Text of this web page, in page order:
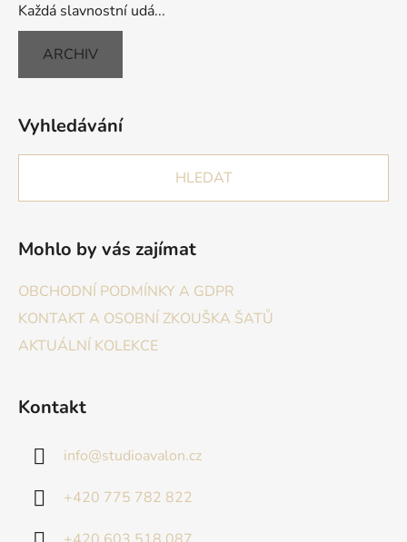
Každá slavnostní udá...
ARCHIV
Vyhledávání
HLEDAT
Mohlo by vás zajímat
OBCHODNÍ PODMÍNKY A GDPR
KONTAKT A OSOBNÍ ZKOUŠKA ŠATŮ
AKTUÁLNÍ KOLEKCE
Kontakt
info@studioavalon.cz
+420 775 782 822